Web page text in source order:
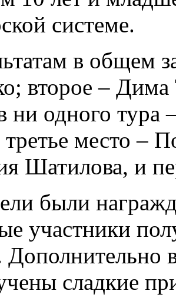
системе.
в общем
второе – Дима
ни одного
третье место –
Шатилова, и
были
участники
Дополнительно
сладкие